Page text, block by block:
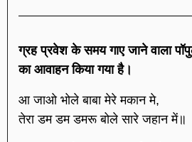
ग्रह प्रवेश के समय गाए जाने वाला
का आवाहन किया गया है।
आ जाओ भोले बाबा मेरे मकान मे,
तेरा डम डम डमरू बोले सारे जहान में॥